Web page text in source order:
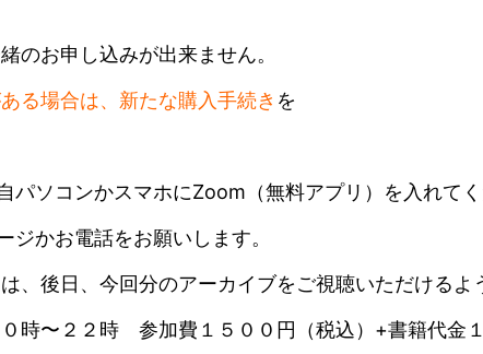
のお申し込みが出来ません。
る場合は、 新たな購入手続き を
ソコンかスマホにZoom（無料アプリ）を入れてく
かお電話をお願いします。
、後日、今回分のアーカイブをご視聴いただける
時〜２２時 参加費１５００円（税込）+書籍代金１